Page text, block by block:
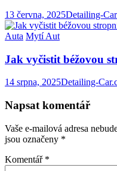
13 června, 2025Detailing-
Auta Mytí Aut
Jak vyčistit béžovou
14 srpna, 2025Detailing-
Napsat komentář
Vaše e-mailová adresa
jsou označeny *
Komentář *